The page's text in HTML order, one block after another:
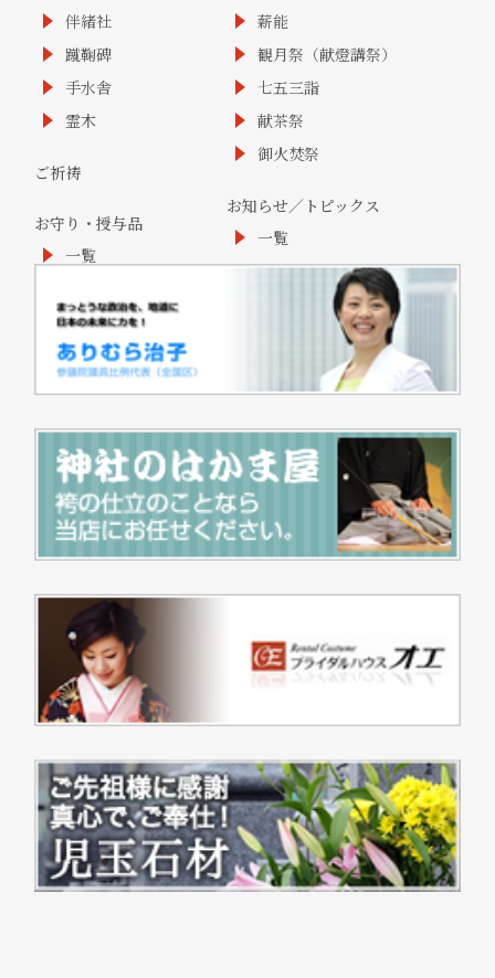
伴緒社
蹴鞠碑
手水舎
霊木
ご祈祷
お守り・授与品
一覧
薪能
観月祭（献燈講祭）
七五三詣
献茶祭
御火焚祭
お知らせ／トピックス
一覧